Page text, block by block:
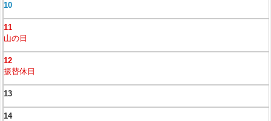
10
11
山の日
12
振替休日
13
14